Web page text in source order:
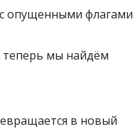
опущенными флагами
теперь мы найдём
в новый